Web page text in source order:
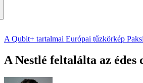
A Qubit+ tartalmai Európai tűzkörkép
A Nestlé feltalálta az édes